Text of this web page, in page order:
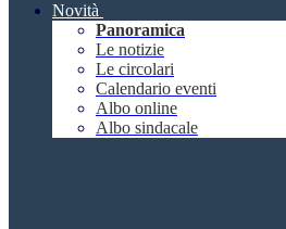
Novità
Panoramica
Le notizie
Le circolari
Calendario eventi
Albo online
Albo sindacale